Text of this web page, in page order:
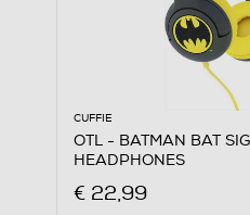
CUFFIE
OTL - BATMAN BAT
HEADPHONES
€ 22,99